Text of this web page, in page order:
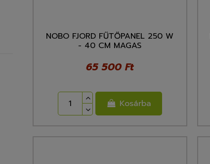
NOBO FJORD FŰTŐPANEL 250 W
- 40 CM MAGAS
65 500 Ft
Kosárba